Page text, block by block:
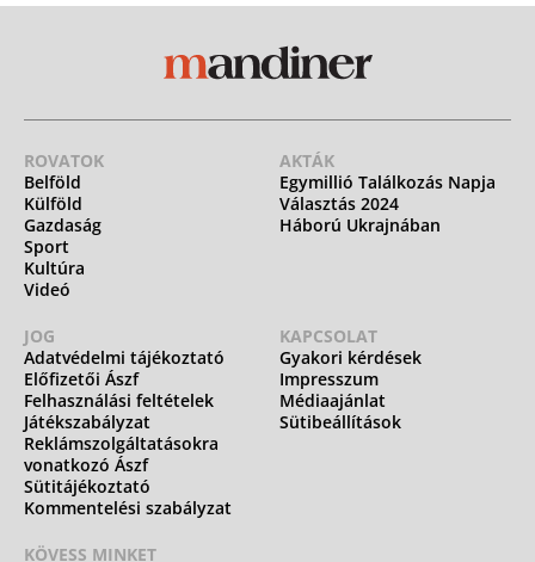
ROVATOK
Belföld
Külföld
Gazdaság
Sport
Kultúra
Videó
AKTÁK
Egymillió Találkozás Napja
Választás 2024
Háború Ukrajnában
JOG
Adatvédelmi tájékoztató
Előfizetői Ászf
Felhasználási feltételek
Játékszabályzat
Reklámszolgáltatásokra
vonatkozó Ászf
Sütitájékoztató
Kommentelési szabályzat
KAPCSOLAT
Gyakori kérdések
Impresszum
Médiaajánlat
Sütibeállítások
KÖVESS MINKET